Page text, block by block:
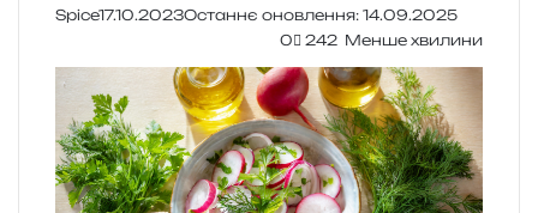
Spice17.10.2023Останнє оновлення: 14.09.2025
0
242 Менше хвилини